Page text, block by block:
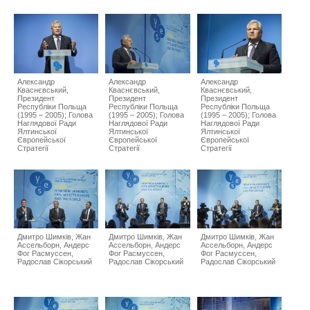
Александр
Кваснєвський,
Президент
Республіки Польща
(1995 – 2005); Голова
Наглядової Ради
Ялтинської
Європейської
Стратегії
Александр
Кваснєвський,
Президент
Республіки Польща
(1995 – 2005); Голова
Наглядової Ради
Ялтинської
Європейської
Стратегії
Александр
Кваснєвський,
Президент
Республіки Польща
(1995 – 2005); Голова
Наглядової Ради
Ялтинської
Європейської
Стратегії
Дмитро Шимків, Жан
Ассельборн, Андерс
Фог Расмуссен,
Радослав Сікорський
Дмитро Шимків, Жан
Ассельборн, Андерс
Фог Расмуссен,
Радослав Сікорський
Дмитро Шимків, Жан
Ассельборн, Андерс
Фог Расмуссен,
Радослав Сікорський